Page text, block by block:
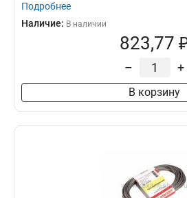
Подробнее
Наличие: В наличии
823,77
– +
В корзину